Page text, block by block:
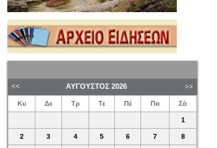
ΑΎΓΟΥΣΤΟΣ 2026
Κυ Δε Τρ Τε Πέ Πα Σά
1
2 3 4 5 6 7 8